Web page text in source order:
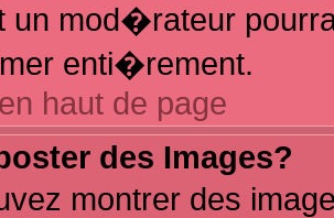
un mod�rateur
enti�rement.
haut de page
des Images?
montrer des